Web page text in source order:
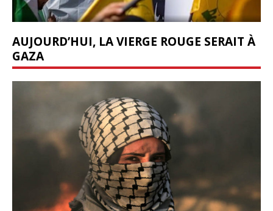
AUJOURD’HUI, LA VIERGE ROUGE SERAIT À
GAZA